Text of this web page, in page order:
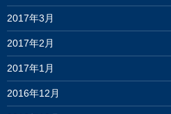
2017年3月
2017年2月
2017年1月
2016年12月